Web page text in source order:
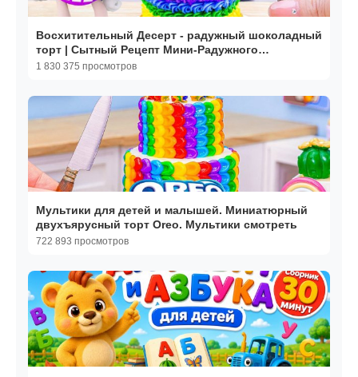
Восхитительный Десерт - радужный шоколадный
торт | Сытный Рецепт Мини-Радужного
Шоколадного торта
1 830 375 просмотров
Мультики для детей и малышей. Миниатюрный
двухъярусный торт Oreo. Мультики смотреть
722 893 просмотров